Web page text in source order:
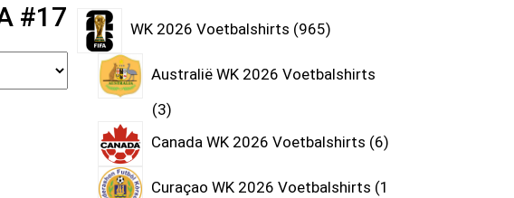
#17 WK 2026 Voetbalshirts 965
Australië WK 2026 Voetbalshirts
3
Canada WK 2026 Voetbalshirts 6
Curaçao WK 2026 Voetbalshirts 1